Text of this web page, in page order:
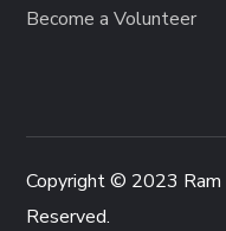
Become a Volunteer
Copyright © 2023 Ram
Reserved.